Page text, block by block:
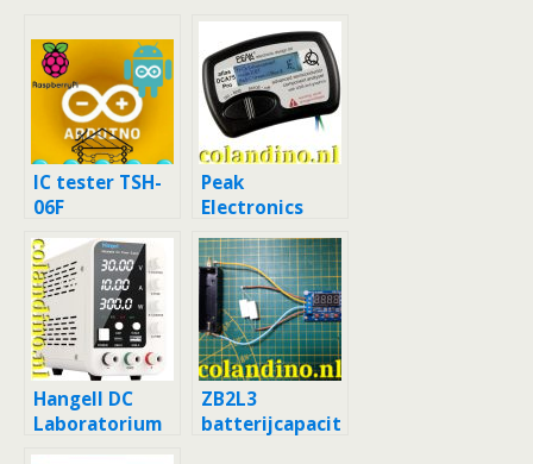
IC tester TSH-
06F
Peak
Electronics
atlas DCA75
pro
Hangell DC
Laboratorium
Voeding 60V 5A
ZB2L3
batterijcapacit